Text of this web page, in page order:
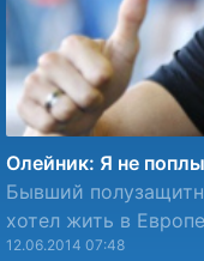
Олейник: Я не
Бывший
хотел жить в
12.06.2014 07:48